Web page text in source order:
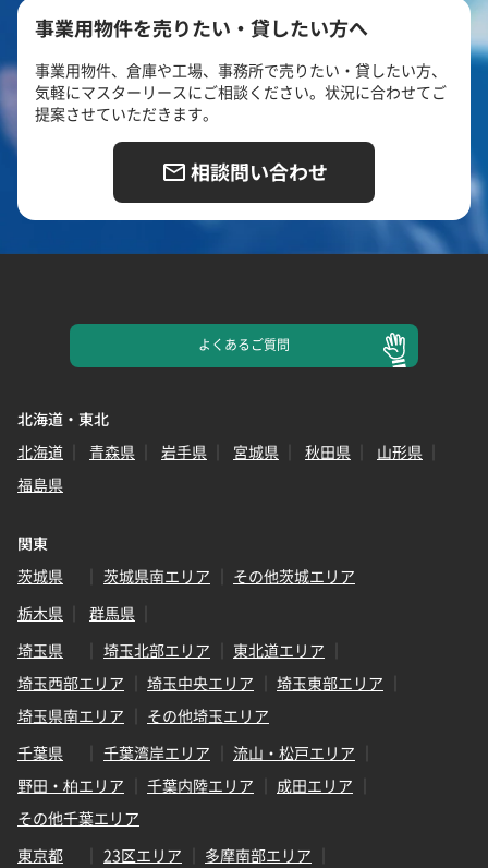
事業用物件を売りたい・貸したい方へ
事業用物件、倉庫や工場、事務所で売りたい・貸したい方、
気軽にマスターリースにご相談ください。状況に合わせてご
提案させていただきます。
相談問い合わせ
よくあるご質問
北海道・東北
北海道
青森県 岩手県 宮城県 秋田県
山形県
福島県
関東
茨城県
茨城県南エリア
その他茨城エリア
栃木県
群馬県
埼玉県
埼玉北部エリア
東北道エリア
埼玉西部エリア
埼玉中央エリア
埼玉東部エリア
埼玉県南エリア
その他埼玉エリア
千葉県
千葉湾岸エリア
流山・松戸エリア
野田・柏エリア
千葉内陸エリア
成田エリア
その他千葉エリア
東京都
23区エリア
多摩南部エリア